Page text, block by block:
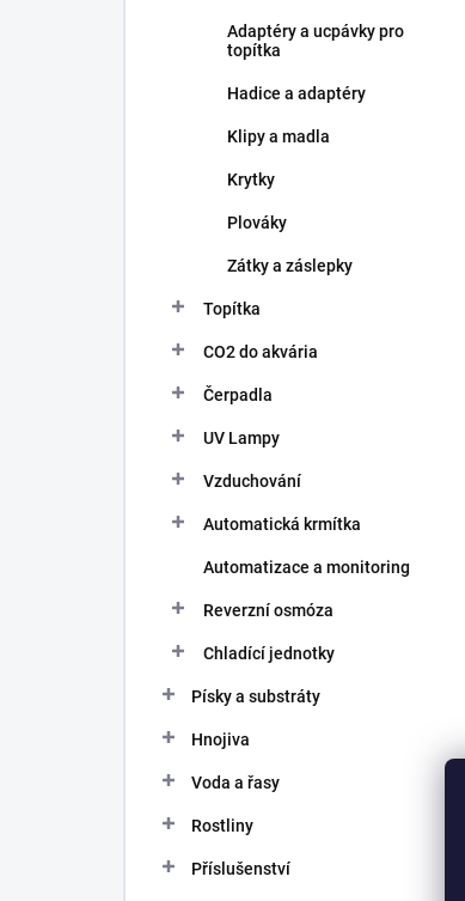
Adaptéry a ucpávky pro
topítka
Hadice a adaptéry
Klipy a madla
Krytky
Plováky
Zátky a záslepky
Topítka
CO2 do akvária
Čerpadla
UV Lampy
Vzduchování
Automatická krmítka
Automatizace a monitoring
Reverzní osmóza
Chladící jednotky
Písky a substráty
Hnojiva
Voda a řasy
Rostliny
Příslušenství